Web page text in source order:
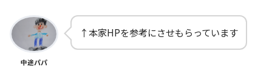
中途パパ
↑本家HPを参考にさせもらっています